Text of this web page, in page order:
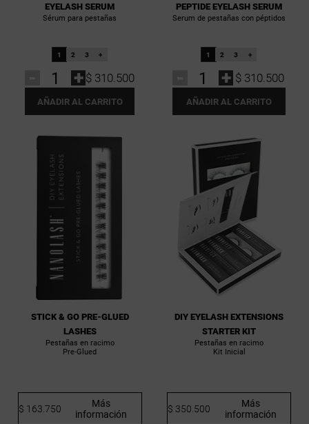
EYELASH SERUM
Sérum para pestañas
1 2 3 +
$ 310.500
+
AÑADIR AL CARRITO
PEPTIDE EYELASH SERUM
Serum de pestañas con péptidos
1 2 3 +
$ 310.500
+
AÑADIR AL CARRITO
STICK & GO PRE-GLUED
LASHES
Pestañas en racimo
Pre-Glued
$ 163.750
Más
información
DIY EYELASH EXTENSIONS
STARTER KIT
Pestañas en racimo
Kit Inicial
$ 350.500
Más
información